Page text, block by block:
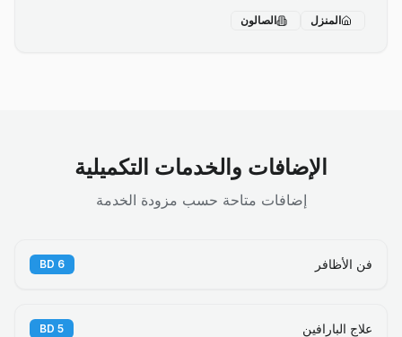
المنزل الصالون
الإضافات والخدمات التكميلية
إضافات متاحة حسب مزودة الخدمة
فن الأظافر 6
BD
علاج البارافين 5
BD